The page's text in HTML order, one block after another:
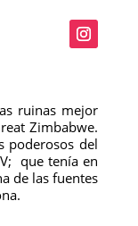
ruinas mejor
Zimbabwe.
poderosos del
que tenía en
de las fuentes